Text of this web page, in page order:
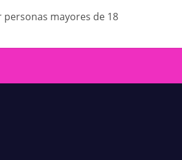
mayores de 18